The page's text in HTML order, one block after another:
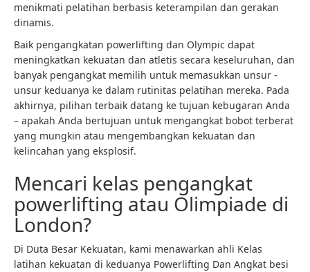
menikmati pelatihan berbasis keterampilan dan gerakan
dinamis.
Baik pengangkatan powerlifting dan Olympic dapat
meningkatkan kekuatan dan atletis secara keseluruhan, dan
banyak pengangkat memilih untuk memasukkan unsur -
unsur keduanya ke dalam rutinitas pelatihan mereka. Pada
akhirnya, pilihan terbaik datang ke tujuan kebugaran Anda
– apakah Anda bertujuan untuk mengangkat bobot terberat
yang mungkin atau mengembangkan kekuatan dan
kelincahan yang eksplosif.
Mencari kelas pengangkat
powerlifting atau Olimpiade di
London?
Di Duta Besar Kekuatan, kami menawarkan ahli Kelas
latihan kekuatan di keduanya Powerlifting Dan Angkat besi